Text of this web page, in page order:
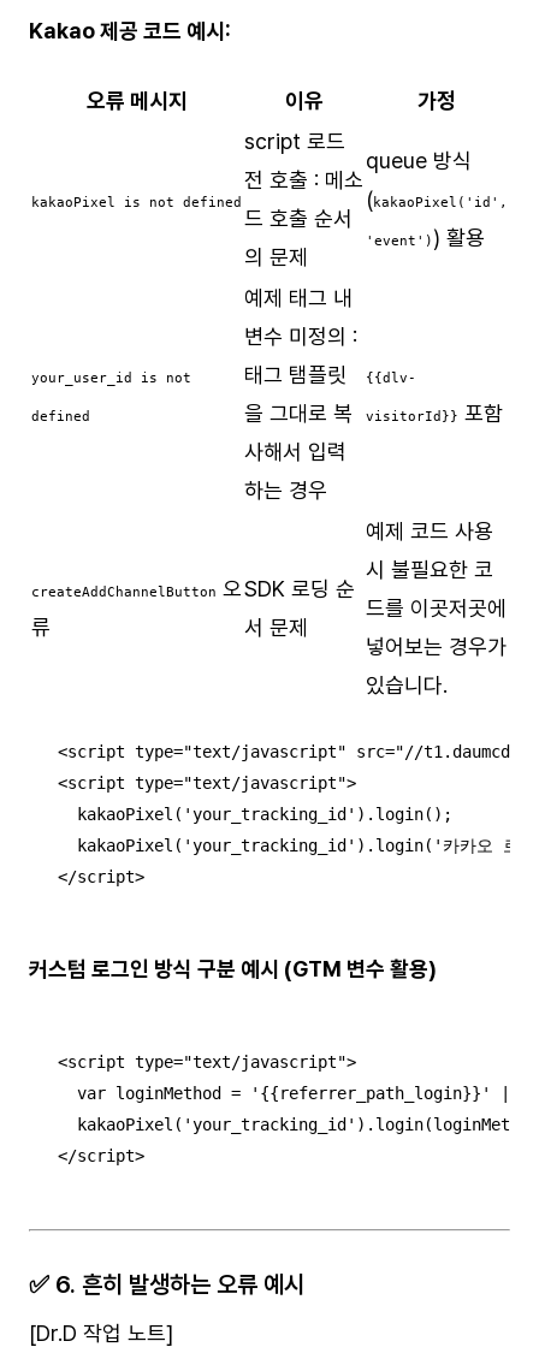
Kakao 제공 코드 예시:
오류 메시지 이유 가정
kakaoPixel is not defined
script 로드
전 호출 : 메소
드 호출 순서
의 문제
queue 방식
(kakaoPixel('id',
'event') ) 활용
your_user_id is not
defined
예제 태그 내
변수 미정의 :
태그 탬플릿
을 그대로 복
사해서 입력
하는 경우
{{dlv-
visitorId}} 포함
createAddChannelButton 오
류
SDK 로딩 순
서 문제
예제 코드 사용
시 불필요한 코
드를 이곳저곳에
넣어보는 경우가
있습니다.
<script type="text/javascript" src="//
<script type="text/javascript">
  kakaoPixel('your_tracking_id').login();
kakaoPixel('your_tracking_id').login('카카오 로
</script>
커스텀 로그인 방식 구분 예시 (GTM 변수 활용)
<script type="text/javascript">
var loginMethod = '{{referrer_path_login}}' ||
</script>
✅ 6. 흔히 발생하는 오류 예시
[Dr.D 작업 노트]